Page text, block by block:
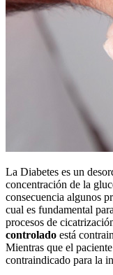
La Diabetes es un
concentración de la
consecuencia algunos
cual es fundamental
procesos de
controlado está
Mientras que el
contraindicado para la